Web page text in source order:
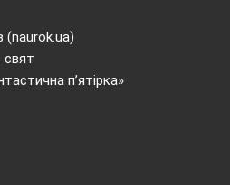
(naurok.ua)
свят
п’ятірка»